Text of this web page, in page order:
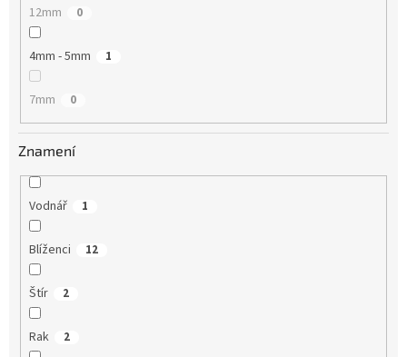
12mm 0
4mm - 5mm 1
7mm 0
Znamení
Vodnář 1
Blíženci 12
Štír 2
Rak 2